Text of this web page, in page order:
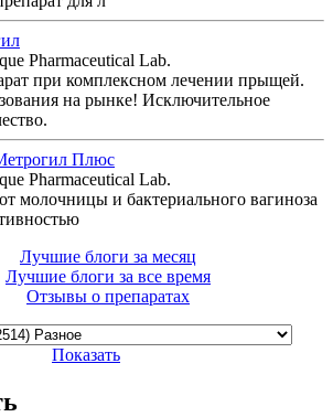
Pharmaceutical Lab.
при комплексном лечении прыщей.
на рынке! Исключительное
Плюс
Pharmaceutical Lab.
молочницы и бактериального вагиноза
Лучшие блоги за месяц
Лучшие блоги за все время
Отзывы о препаратах
Показать